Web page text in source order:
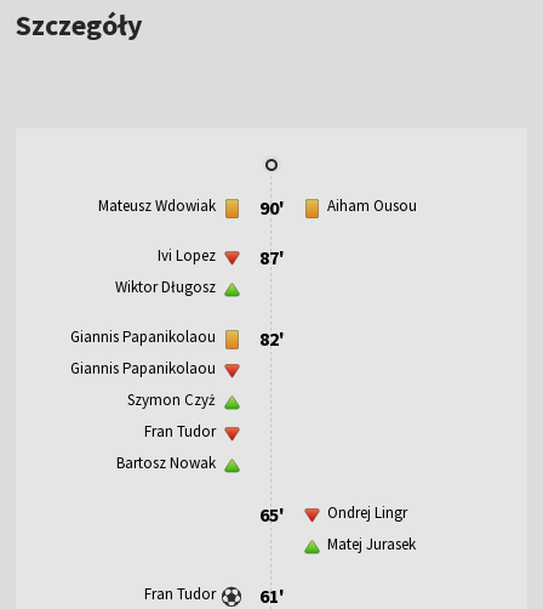
Szczegóły
90'
Mateusz Wdowiak Aiham Ousou
87'
Ivi Lopez
Wiktor Długosz
82'
Giannis Papanikolaou
Giannis Papanikolaou
Szymon Czyż
Fran Tudor
Bartosz Nowak
65'
Ondrej Lingr
Matej Jurasek
61'
Fran Tudor